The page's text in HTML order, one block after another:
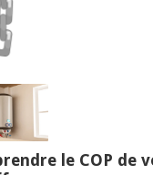
le COP de